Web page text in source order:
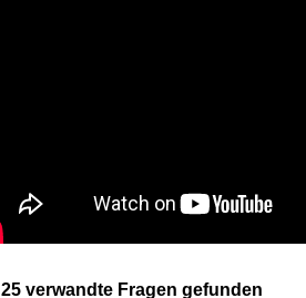
25 verwandte Fragen gefunden